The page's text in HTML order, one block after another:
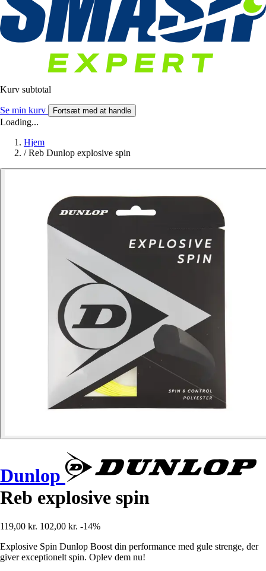
Kurv subtotal
Se min kurv Fortsæt med at handle
Loading...
Hjem
/ Reb Dunlop explosive spin
Dunlop
Reb explosive spin
119,00 kr. 102,00 kr. -14%
Explosive Spin Dunlop Boost din performance med gule strenge, der
giver exceptionelt spin. Oplev dem nu!